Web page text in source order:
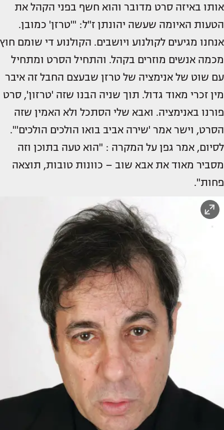
אותו באיזה סרט מדובר והוא חשף בפני הקהל את
הטעות האיומה שעשה יהונתן ז"ל: "'טרזן' כמובן.
אנחנו מגיעים לקולנוע ויושבים. הקולנוע די שומם חוץ
מכמה אנשים מוזרים בקהל. והתחיל הסרט ומתחיל
עם שוט של אנימציה של טרזן שבעצם החבל זה איבר
מין זכרי מאוד גדול. תוך שניה הבנו שזה 'טרזון', סרט
פורנו באנימציה. ואבא שלי הסתכל ולא האמין שזה
הסרט, וישר אמר 'שירה אביב בואו הולכים הולכים'".
לסיום, אמר גפן על המקרה : "הוא טעה בתוכן וזה
מסביר מאוד את אבא שוב – כוונות טובות, תוצאה
פחות".